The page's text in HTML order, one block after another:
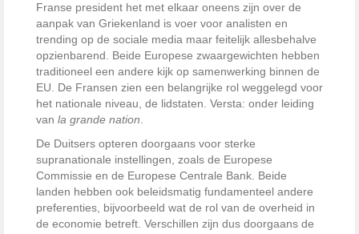
Franse president het met elkaar oneens zijn over de
aanpak van Griekenland is voer voor analisten en
trending op de sociale media maar feitelijk allesbehalve
opzienbarend. Beide Europese zwaargewichten hebben
traditioneel een andere kijk op samenwerking binnen de
EU. De Fransen zien een belangrijke rol weggelegd voor
het nationale niveau, de lidstaten. Versta: onder leiding
van la grande nation
De Duitsers opteren doorgaans voor sterke
supranationale instellingen, zoals de Europese
Commissie en de Europese Centrale Bank. Beide
landen hebben ook beleidsmatig fundamenteel andere
preferenties, bijvoorbeeld wat de rol van de overheid in
de economie betreft. Verschillen zijn dus doorgaans de